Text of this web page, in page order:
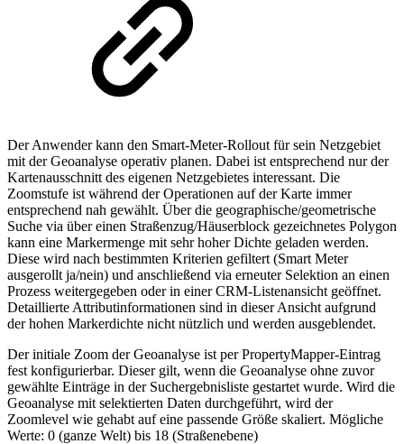
Der Anwender kann den Smart-Meter-Rollout für sein Netzgebiet
mit der Geoanalyse operativ planen. Dabei ist entsprechend nur der
Kartenausschnitt des eigenen Netzgebietes interessant. Die
Zoomstufe ist während der Operationen auf der Karte immer
entsprechend nah gewählt. Über die geographische/geometrische
Suche via über einen Straßenzug/Häuserblock gezeichnetes Polygon
kann eine Markermenge mit sehr hoher Dichte geladen werden.
Diese wird nach bestimmten Kriterien gefiltert (Smart Meter
ausgerollt ja/nein) und anschließend via erneuter Selektion an einen
Prozess weitergegeben oder in einer CRM-Listenansicht geöffnet.
Detaillierte Attributinformationen sind in dieser Ansicht aufgrund
der hohen Markerdichte nicht nützlich und werden ausgeblendet.
Der initiale Zoom der Geoanalyse ist per PropertyMapper-Eintrag
fest konfigurierbar. Dieser gilt, wenn die Geoanalyse ohne zuvor
gewählte Einträge in der Suchergebnisliste gestartet wurde. Wird die
Geoanalyse mit selektierten Daten durchgeführt, wird der
Zoomlevel wie gehabt auf eine passende Größe skaliert. Mögliche
Werte: 0 (ganze Welt) bis 18 (Straßenebene)